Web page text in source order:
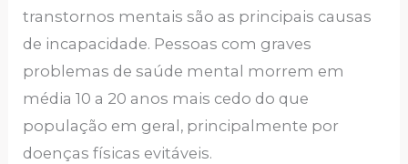
transtornos mentais são as principais causas
de incapacidade. Pessoas com graves
problemas de saúde mental morrem em
média 10 a 20 anos mais cedo do que
população em geral, principalmente por
doenças físicas evitáveis.